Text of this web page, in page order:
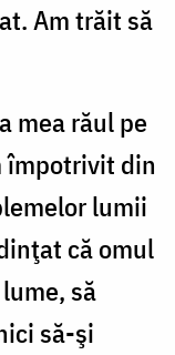
Am trăit să
mea răul pe
împotrivit din
lumii
că omul
să
să-şi